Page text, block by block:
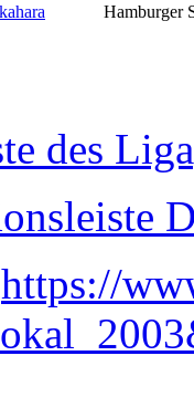
Hamburger
des
https://